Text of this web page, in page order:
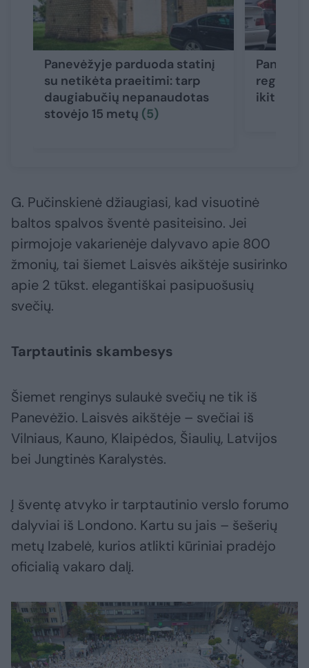
Panevėžyje parduoda statinį
su netikėta praeitimi: tarp
daugiabučių nepanaudotas
stovėjo 15 metų (5)
G. Pučinskienė džiaugiasi, kad visuotinė
baltos spalvos šventė pasiteisino. Jei
pirmojoje vakarienėje dalyvavo apie 800
žmonių, tai šiemet Laisvės aikštėje susirinko
apie 2 tūkst. elegantiškai pasipuošusių
svečių.
Tarptautinis skambesys
Šiemet renginys sulaukė svečių ne tik iš
Panevėžio. Laisvės aikštėje – svečiai iš
Vilniaus, Kauno, Klaipėdos, Šiaulių, Latvijos
bei Jungtinės Karalystės.
Į šventę atvyko ir tarptautinio verslo forumo
dalyviai iš Londono. Kartu su jais – šešerių
metų Izabelė, kurios atlikti kūriniai pradėjo
oficialią vakaro dalį.